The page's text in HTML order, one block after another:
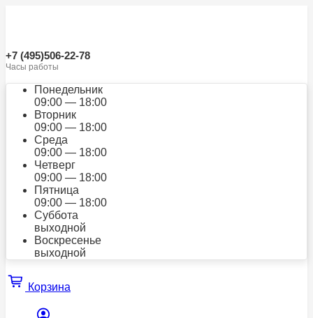
+7 (495)506-22-78
Часы работы
Понедельник
09:00 — 18:00
Вторник
09:00 — 18:00
Среда
09:00 — 18:00
Четверг
09:00 — 18:00
Пятница
09:00 — 18:00
Суббота
выходной
Воскресенье
выходной
Корзина